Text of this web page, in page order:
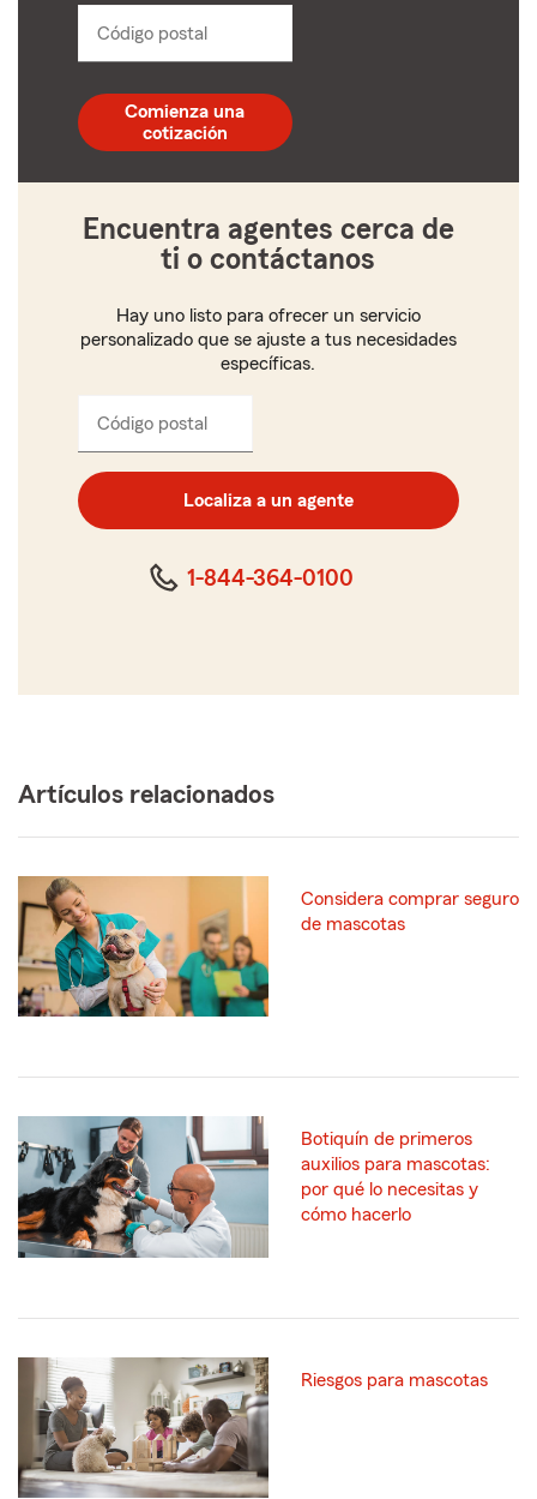
dropdown
Código postal
postal
de
5
Comienza una
cotización
Encuentra agentes cerca de
ti o contáctanos
Hay uno listo para ofrecer un servicio
personalizado que se ajuste a tus necesidades
específicas.
Código postal
de
cinco
Localiza a un agente
1-844-364-0100
Artículos relacionados
Considera comprar seguro
de mascotas
Botiquín de primeros
auxilios para mascotas:
por qué lo necesitas y
cómo hacerlo
Riesgos para mascotas